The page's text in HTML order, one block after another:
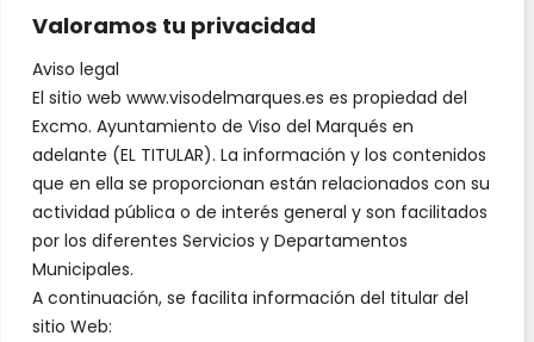
Valoramos tu privacidad
Aviso legal
El sitio web www.visodelmarques.es es propiedad del
Excmo. Ayuntamiento de Viso del Marqués en
adelante (EL TITULAR). La información y los contenidos
que en ella se proporcionan están relacionados con su
actividad pública o de interés general y son facilitados
por los diferentes Servicios y Departamentos
Municipales.
A continuación, se facilita información del titular del
sitio Web: